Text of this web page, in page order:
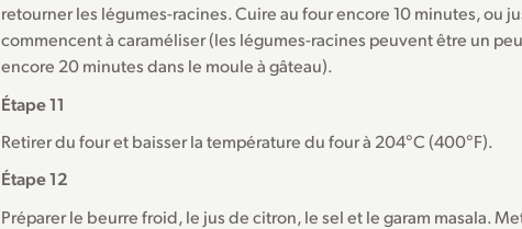
retourner les légumes-racines. Cuire au four encore 10 minutes, ou
commencent à caraméliser (les légumes-racines peuvent être un
encore 20 minutes dans le moule à gâteau).
Étape 11
Retirer du four et baisser la température du four à 204°C (400°F).
Étape 12
Préparer le beurre froid, le jus de citron, le sel et le garam masala.